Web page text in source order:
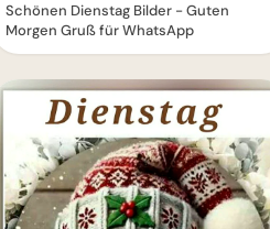
Schönen Dienstag Bilder - Guten
Morgen Gruß für WhatsApp